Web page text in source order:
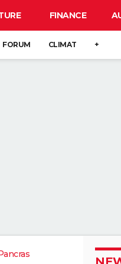
FINANCE
FORUM CLIMAT +